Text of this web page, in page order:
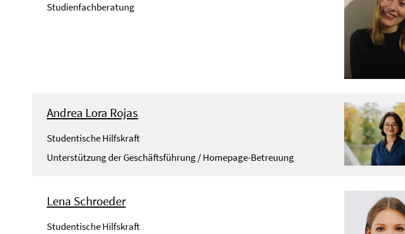
Studienfachberatung
Andrea Lora Rojas
Studentische Hilfskraft
Unterstützung der Geschäftsführung / Homepage-Betreuung
Lena Schroeder
Studentische Hilfskraft